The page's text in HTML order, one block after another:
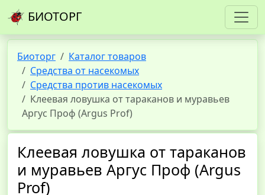
БИОТОРГ
Биоторг
Каталог товаров
Средства от насекомых
Средства против насекомых
Клеевая ловушка от тараканов и муравьев
Аргус Проф (Argus Prof)
Клеевая ловушка от тараканов
и муравьев Аргус Проф (Argus
Prof)